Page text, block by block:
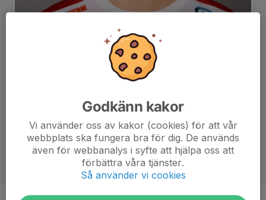
Godkänn kakor
Vi använder oss av kakor (cookies) för att vår
webbplats ska fungera bra för dig. De används
även för webbanalys i syfte att hjälpa oss att
förbättra våra tjänster.
Så använder vi cookies